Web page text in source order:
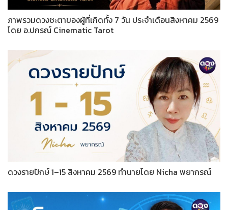
ภาพรวมดวงชะตาของผู้ที่เกิดทั้ง 7 วัน ประจำเดือนสิงหาคม 2569
โดย อ.ปกรณ์ Cinematic Tarot
ดวงรายปักษ์ 1–15 สิงหาคม 2569 ทำนายโดย Nicha พยากรณ์